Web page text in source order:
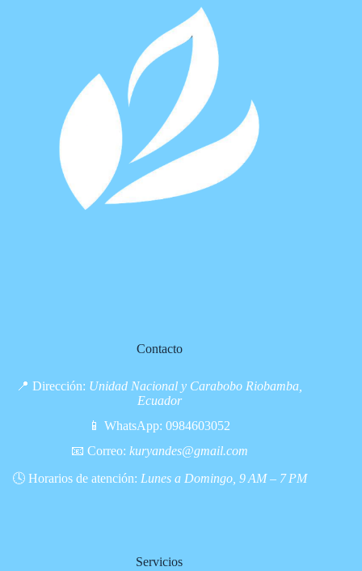
Contacto
📍 Dirección: Unidad Nacional y Carabobo Riobamba,
Ecuador
📱 WhatsApp:0984603052
📧 Correo: kuryandes@gmail.com
🕓 Horarios de atención: Lunes a Domingo, 9 AM – 7 PM
Servicios